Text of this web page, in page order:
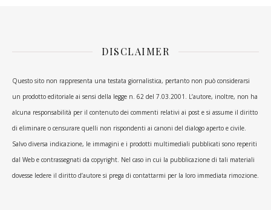
DISCLAIMER
Questo sito non rappresenta una testata giornalistica, pertanto non può considerarsi
un prodotto editoriale ai sensi della legge n. 62 del 7.03.2001. L’autore, inoltre, non ha
alcuna responsabilità per il contenuto dei commenti relativi ai post e si assume il diritto
di eliminare o censurare quelli non rispondenti ai canoni del dialogo aperto e civile.
Salvo diversa indicazione, le immagini e i prodotti multimediali pubblicati sono reperiti
dal Web e contrassegnati da copyright. Nel caso in cui la pubblicazione di tali materiali
dovesse ledere il diritto d’autore si prega di contattarmi per la loro immediata rimozione.